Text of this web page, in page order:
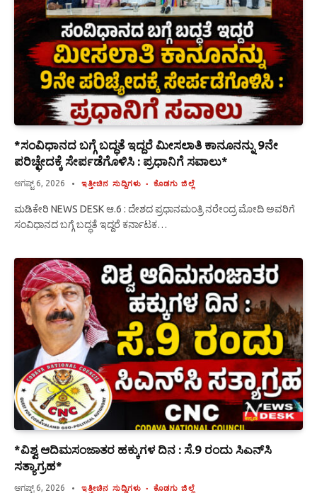
*ಸಂವಿಧಾನದ ಬಗ್ಗೆ ಬದ್ಧತೆ ಇದ್ದರೆ ಮೀಸಲಾತಿ ಕಾನೂನನ್ನು 9ನೇ
ಪರಿಚ್ಛೇದಕ್ಕೆ ಸೇರ್ಪಡೆಗೊಳಿಸಿ : ಪ್ರಧಾನಿಗೆ ಸವಾಲು*
ಆಗಷ್ಟ್ 6, 2026 ಇತ್ತೀಚಿನ ಸುದ್ದಿಗಳು ಕೊಡಗು ಜಿಲ್ಲೆ
ಮಡಿಕೇರಿ NEWS DESK ಆ.6 : ದೇಶದ ಪ್ರಧಾನಮಂತ್ರಿ ನರೇಂದ್ರ ಮೋದಿ ಅವರಿಗೆ
ಸಂವಿಧಾನದ ಬಗ್ಗೆ ಬದ್ಧತೆ ಇದ್ದರೆ ಕರ್ನಾಟಕ…
*ವಿಶ್ವ ಆದಿಮಸಂಜಾತರ ಹಕ್ಕುಗಳ ದಿನ : ಸೆ.9 ರಂದು ಸಿಎನ್‌ಸಿ
ಸತ್ಯಾಗ್ರಹ*
ಆಗಷ್ಟ್ 6, 2026 ಇತ್ತೀಚಿನ ಸುದ್ದಿಗಳು ಕೊಡಗು ಜಿಲ್ಲೆ